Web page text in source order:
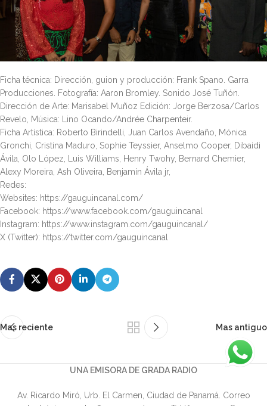
Ficha técnica: Dirección, guion y producción: Frank Spano. Garra
Producciones. Fotografía: Aaron Bromley. Sonido José Tuñón.
Dirección de Arte: Marisabel Muñoz Edición: Jorge Berzosa/Carlos
Revelo, Música: Lino Ocando/Andrée Charpenteir.
Ficha Artística: Roberto Birindelli, Juan Carlos Avendaño, Mónica
Gronchi, Cristina Maduro, Sophie Teyssier, Anselmo Cooper, Dibaidi
Ávila, Olo López, Luis Williams, Henry Twohy, Bernard Chemier,
Alexy Moreira, Ash Oliveira, Benjamín Ávila jr,
Redes:
Websites: https://gauguincanal.com/
Facebook: https://www.facebook.com/gauguincanal
Instagram: https://www.instagram.com/gauguincanal/
X (Twitter): https://twitter.com/gauguincanal
Mas reciente Mas antiguo
UNA EMISORA DE GRADA RADIO
Av. Ricardo Miró, Urb. El Carmen, Ciudad de Panamá. Correo